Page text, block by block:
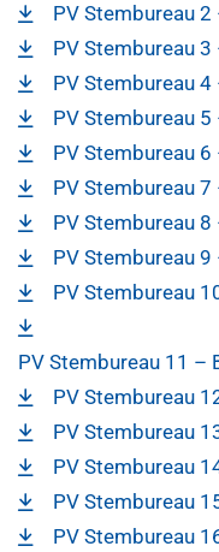
PV Stembureau
PV Stembureau 3
PV Stembureau 4
PV Stembureau
PV Stembureau
PV Stembureau
PV Stembureau
PV Stembureau
PV Stembureau
PV Stembureau 11 –
PV Stembureau
PV Stembureau
PV Stembureau
PV Stembureau
PV Stembureau